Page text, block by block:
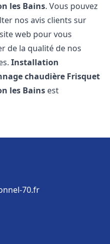
les Bains. Vous pouvez
nos avis clients sur
web pour vous
de la qualité de nos
Installation
chaudière Frisquet
les Bains est
70.fr